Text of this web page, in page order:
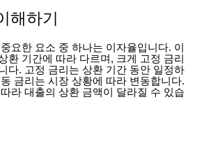
해하기
요한 요소 중 하나는 이자율입니다. 이
환 기간에 따라 다르며, 크게 고정 금리
다. 고정 금리는 상환 기간 동안 일정하
금리는 시장 상황에 따라 변동합니다.
라 대출의 상환 금액이 달라질 수 있습